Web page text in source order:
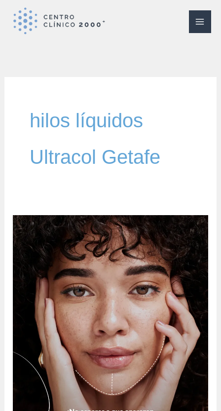
hilos líquidos
Ultracol Getafe
Hilos
Tensores:
Rejuvenecimiento
Facial
Corporal
en
Centro
2000